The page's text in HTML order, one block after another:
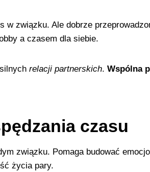
związku. Ale dobrze
a czasem dla siebie.
relacji partnerskich. Wspólna
czasu
związku. Pomaga budować
życia pary.